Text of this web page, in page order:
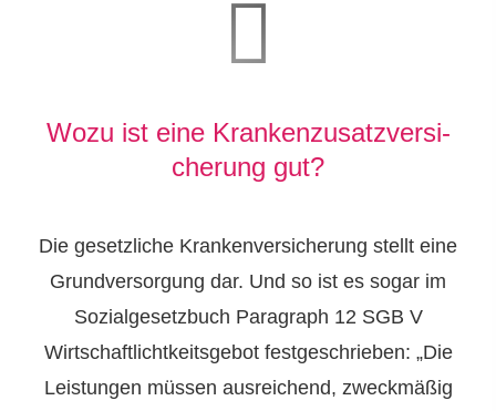
Wozu ist eine Kranken­zusatz­ver­si­
che­rung gut?
Die gesetzliche Kranken­ver­si­che­rung stellt eine
Grundversorgung dar. Und so ist es sogar im
Sozialgesetzbuch Paragraph 12 SGB V
Wirtschaftlichtkeitsgebot festgeschrieben: „Die
Leistungen müssen ausreichend, zweckmäßig